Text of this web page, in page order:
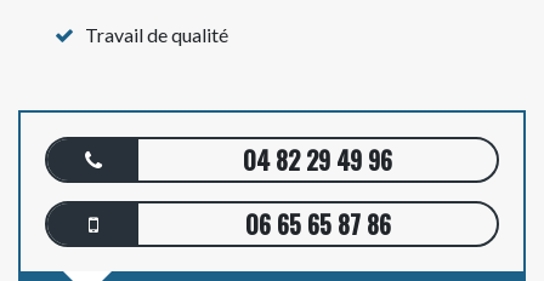
Travail de qualité
04 82 29 49 96
06 65 65 87 86